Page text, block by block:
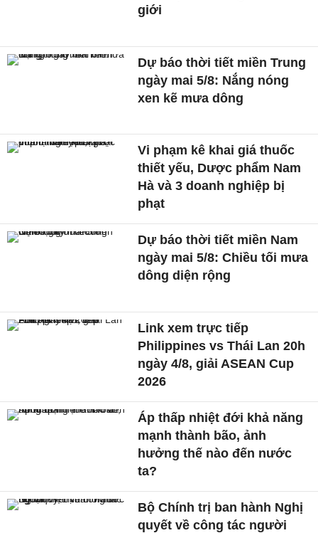
giới
Dự báo thời tiết miền Trung
ngày mai 5/8: Nắng nóng
xen kẽ mưa dông
Vi phạm kê khai giá thuốc
thiết yếu, Dược phẩm Nam
Hà và 3 doanh nghiệp bị
phạt
Dự báo thời tiết miền Nam
ngày mai 5/8: Chiều tối mưa
dông diện rộng
Link xem trực tiếp
Philippines vs Thái Lan 20h
ngày 4/8, giải ASEAN Cup
2026
Áp thấp nhiệt đới khả năng
mạnh thành bão, ảnh
hưởng thế nào đến nước
ta?
Bộ Chính trị ban hành Nghị
quyết về công tác người